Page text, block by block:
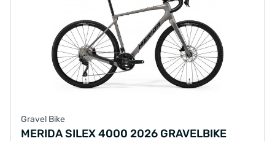
Gravel Bike
MERIDA SILEX 4000 2026 GRAVELBIKE